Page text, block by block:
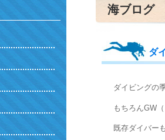
海ブログ
ダ
ダイビングの
もちろんGW
既存ダイバー